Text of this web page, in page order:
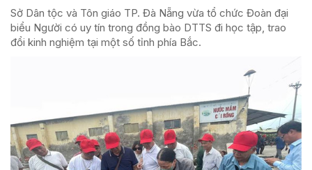
Sở Dân tộc và Tôn giáo TP. Đà Nẵng vừa tổ chức Đoàn đại
biểu Người có uy tín trong đồng bào DTTS đi học tập, trao
đổi kinh nghiệm tại một số tỉnh phía Bắc.